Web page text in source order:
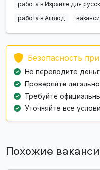
работа в Израиле для
работа в Ашдод
Безопасность
Не переводите
Проверяйте
Требуйте
Уточняйте все
Похожие